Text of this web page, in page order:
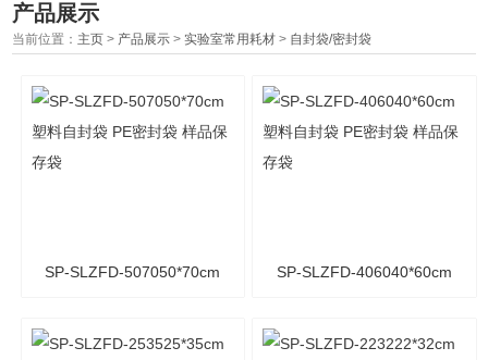
产品展示
当前位置： 主页 > 产品展示 >实验室常用耗材 > 自封袋/密封袋
SP-SLZFD-507050*70cm SP-SLZFD-406040*60cm